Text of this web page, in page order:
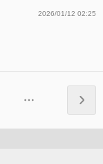
2026/01/12 02:25